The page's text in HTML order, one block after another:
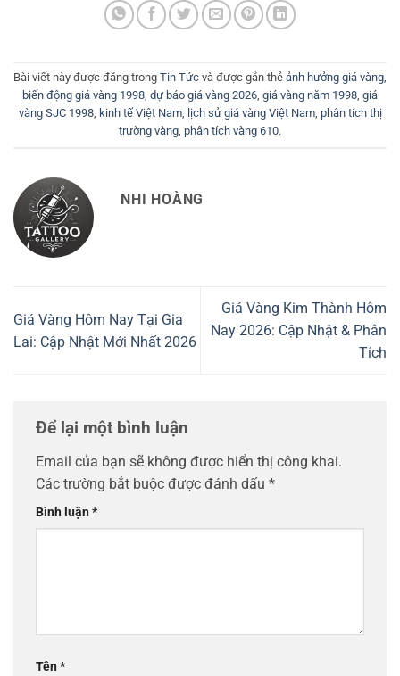
Bài viết này được đăng trong Tin Tức và được gắn thẻ ảnh hưởng giá vàng,
biến động giá vàng 1998, dự báo giá vàng 2026, giá vàng năm 1998, giá
vàng SJC 1998, kinh tế Việt Nam, lịch sử giá vàng Việt Nam, phân tích thị
trường vàng, phân tích vàng 610.
NHI HOÀNG
Giá Vàng Hôm Nay Tại Gia
Lai: Cập Nhật Mới Nhất 2026
Giá Vàng Kim Thành Hôm
Nay 2026: Cập Nhật & Phân
Tích
Để lại một bình luận
Email của bạn sẽ không được hiển thị công khai.
Các trường bắt buộc được đánh dấu *
Bình luận*
Tên*